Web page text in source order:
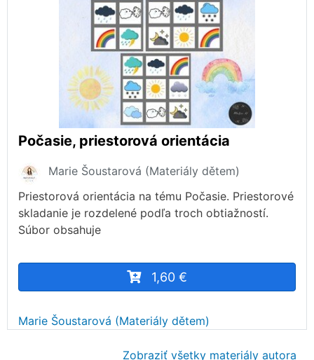
Počasie, priestorová orientácia
Marie Šoustarová (Materiály dětem)
Priestorová orientácia na tému Počasie. Priestorové
skladanie je rozdelené podľa troch obtiažností.
Súbor obsahuje
1,60 €
Marie Šoustarová (Materiály dětem)
Zobraziť všetky materiály autora